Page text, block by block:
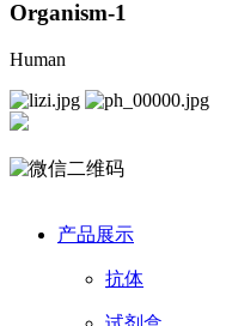
Organism-1
Human
产品展示
抗体